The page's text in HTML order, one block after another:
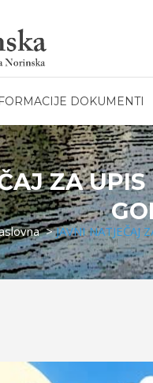
DOKUMENTI
ZA
>JAVNI NATJEČAJ